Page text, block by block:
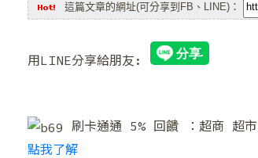
這篇文章的網址(可分享到FB、LINE)：
用LINE分享給朋友:
刷卡通通 5% 回饋 ：超商
點我了解